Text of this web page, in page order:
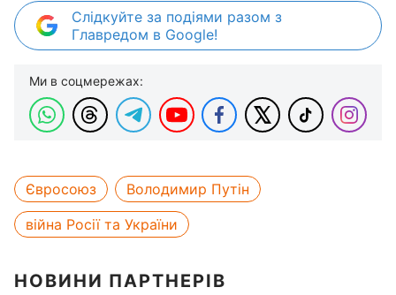
Слідкуйте за подіями разом з
Главредом в Google!
Ми в соцмережах:
Євросоюз
Володимир Путін
війна Росії та України
НОВИНИ ПАРТНЕРІВ